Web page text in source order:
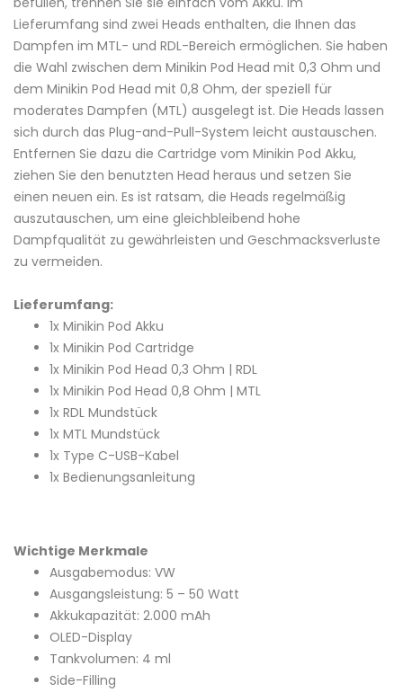
Lieferumfang sind zwei Heads enthalten, die Ihnen das
Dampfen im MTL- und RDL-Bereich ermöglichen. Sie haben
die Wahl zwischen dem Minikin Pod Head mit 0,3 Ohm und
dem Minikin Pod Head mit 0,8 Ohm, der speziell für
moderates Dampfen (MTL) ausgelegt ist. Die Heads lassen
sich durch das Plug-and-Pull-System leicht austauschen.
Entfernen Sie dazu die Cartridge vom Minikin Pod Akku,
ziehen Sie den benutzten Head heraus und setzen Sie
einen neuen ein. Es ist ratsam, die Heads regelmäßig
auszutauschen, um eine gleichbleibend hohe
Dampfqualität zu gewährleisten und Geschmacksverluste
zu vermeiden.
Lieferumfang:
1x Minikin Pod Akku
1x Minikin Pod Cartridge
1x Minikin Pod Head 0,3 Ohm | RDL
1x Minikin Pod Head 0,8 Ohm | MTL
1x RDL Mundstück
1x MTL Mundstück
1x Type C-USB-Kabel
1x Bedienungsanleitung
Wichtige Merkmale
Ausgabemodus: VW
Ausgangsleistung: 5 – 50 Watt
Akkukapazität: 2.000 mAh
OLED-Display
Tankvolumen: 4 ml
Side-Filling